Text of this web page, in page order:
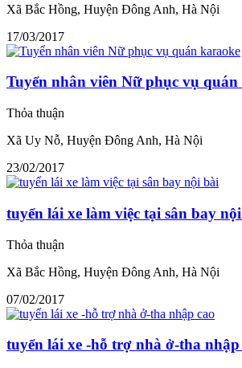
Xã Bắc Hồng, Huyện Đông Anh, Hà Nội
17/03/2017
Tuyển nhân viên Nữ phục vụ
Thỏa thuận
Xã Uy Nỗ, Huyện Đông Anh, Hà Nội
23/02/2017
tuyển lái xe làm việc tại sân bay
Thỏa thuận
Xã Bắc Hồng, Huyện Đông Anh, Hà Nội
07/02/2017
tuyển lái xe -hỗ trợ nhà ở-tha nhập